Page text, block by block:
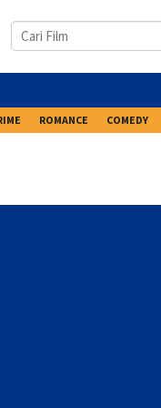
ROMANCE COMEDY